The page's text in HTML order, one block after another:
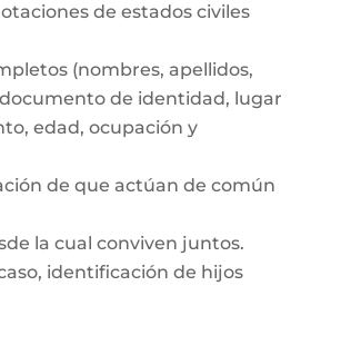
de estados civiles
(nombres, apellidos,
de identidad, lugar
edad, ocupación y
de que actúan de común
la cual conviven juntos.
identificación de hijos